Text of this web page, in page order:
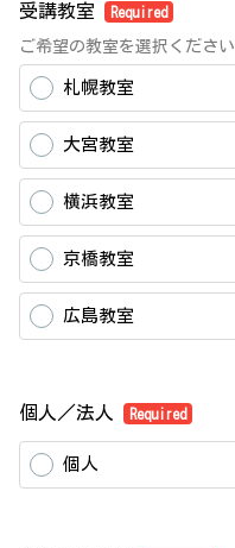
受講教室 Required
ご希望の教室を選択ください
札幌教室
大宮教室
横浜教室
京橋教室
広島教室
個人／法人 Required
個人